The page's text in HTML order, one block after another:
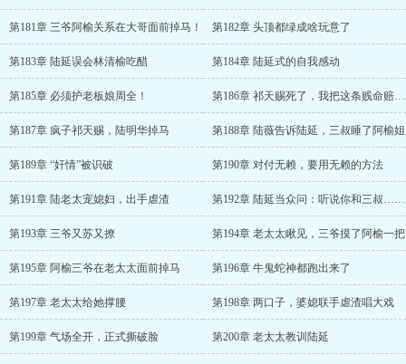
第181章 三爷阿榆关系在大哥面前掉马！ 第182章 头顶都绿成啥玩意了
第183章 陆延误会林清榆吃醋 第184章 陆延式的自我感动
第185章 必须护老板娘周全！ 第186章 祁天赐死了，我把这条贱命赔给他！
第187章 疯子祁天赐，陆明华掉马 第188章 陆薇告诉陆延，三叔睡了阿榆姐
第189章 “奸情”被识破 第190章 对付无赖，要用无赖的方法
第191章 陆老太宠媳妇，出手虐渣 第192章 陆延当众问：听说你和三叔……
第193章 三爷又苏又撩 第194章 老太太瞅见，三爷摸了阿榆一把
第195章 阿榆三爷在老太太面前掉马 第196章 牛鬼蛇神都跑出来了
第197章 老太太给她撑腰 第198章 两口子，婆媳联手虐渣唱大戏
第199章 气场全开，正式撕破脸 第200章 老太太教训陆延